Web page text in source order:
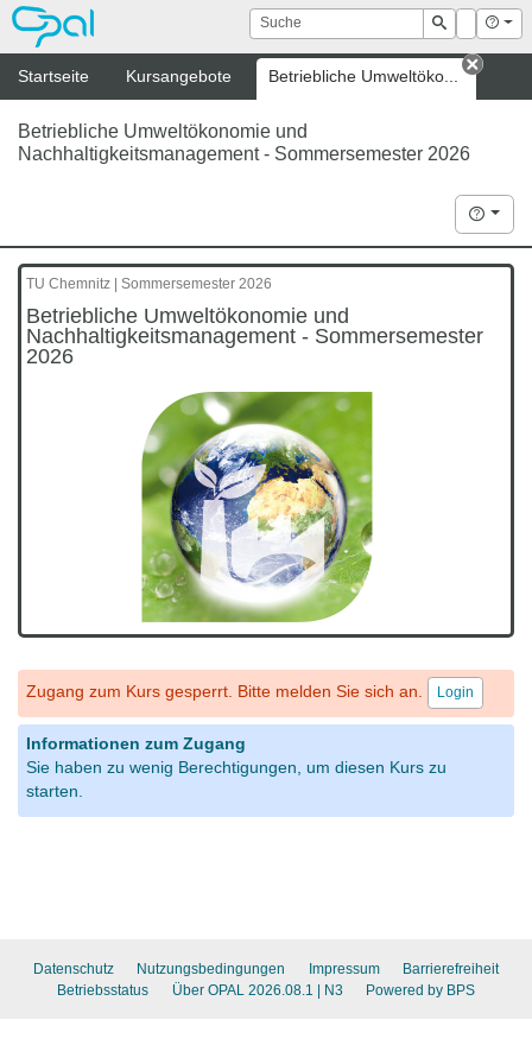
OPAL Suche
Suchen
Login Hilfe
Startseite Kursangebote Betriebliche Umweltöko...
Tab
Betriebliche Umweltökonomie und
Nachhaltigkeitsmanagement - Sommersemester 2026
Hilfe
TU Chemnitz | Sommersemester 2026
Betriebliche Umweltökonomie und
Nachhaltigkeitsmanagement - Sommersemester
2026
Zugang zum Kurs gesperrt. Bitte melden Sie sich an. Login
Informationen zum Zugang
Sie haben zu wenig Berechtigungen, um diesen Kurs zu
starten.
Datenschutz Nutzungsbedingungen Impressum
Barrierefreiheit
Betriebsstatus
Über OPAL 2026.08.1 | N3 Powered by BPS